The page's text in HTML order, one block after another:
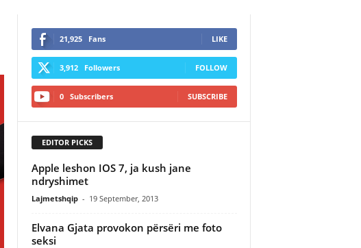
21,925 Fans LIKE
3,912 Followers FOLLOW
0 Subscribers SUBSCRIBE
EDITOR PICKS
Apple leshon IOS 7, ja kush jane
ndryshimet
Lajmetshqip - 19 September, 2013
Elvana Gjata provokon përsëri me foto
seksi